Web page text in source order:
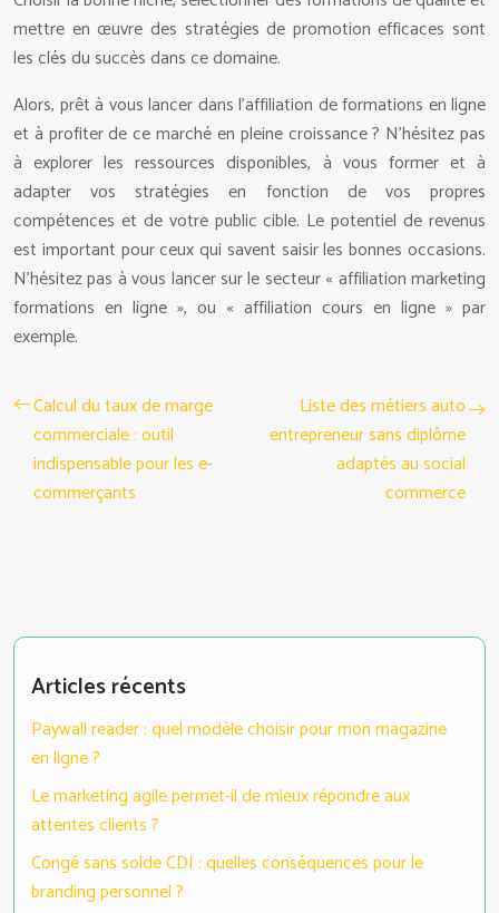
mettre en œuvre des stratégies de promotion efficaces sont
les clés du succès dans ce domaine.
Alors, prêt à vous lancer dans l’affiliation de formations en ligne
et à profiter de ce marché en pleine croissance ? N’hésitez pas
à explorer les ressources disponibles, à vous former et à
adapter vos stratégies en fonction de vos propres
compétences et de votre public cible. Le potentiel de revenus
est important pour ceux qui savent saisir les bonnes occasions.
N’hésitez pas à vous lancer sur le secteur « affiliation marketing
formations en ligne », ou « affiliation cours en ligne » par
exemple.
Calcul du taux de marge
commerciale : outil
indispensable pour les e-
commerçants
Liste des métiers auto
entrepreneur sans diplôme
adaptés au social
commerce
Articles récents
Paywall reader : quel modèle choisir pour mon magazine
en ligne ?
Le marketing agile permet-il de mieux répondre aux
attentes clients ?
Congé sans solde CDI : quelles conséquences pour le
branding personnel ?